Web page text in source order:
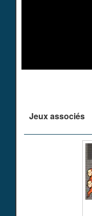
Jeux associés